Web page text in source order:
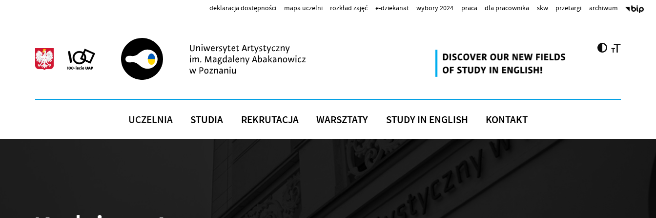
deklaracja dostępności mapa uczelni rozkład zajęć e-dziekanat wybory 2024 praca dla pracownika skw przetargi archiwum
UCZELNIA STUDIA REKRUTACJA WARSZTATY STUDY IN ENGLISH KONTAKT